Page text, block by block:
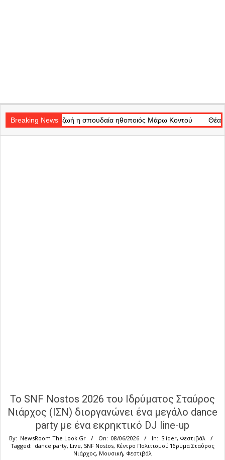
Navigation
Menu
Breaking News
η σπουδαία ηθοποιός Μάρω Κοντού Θέατρο Badminton: Το
Το SNF Nostos 2026 τoυ Ιδρύματος Σταύρος
Νιάρχος (ΙΣΝ) διοργανώνει ένα μεγάλο dance
party με ένα εκρηκτικό DJ line-up
By: NewsRoom The Look.Gr On: 08/06/2026 In: Slider, Φεστιβάλ
Tagged: dance party, Live, SNF Nostos, Κέντρο Πολιτισμού Ίδρυμα Σταύρος
Νιάρχος, Μουσική, Φεστιβάλ